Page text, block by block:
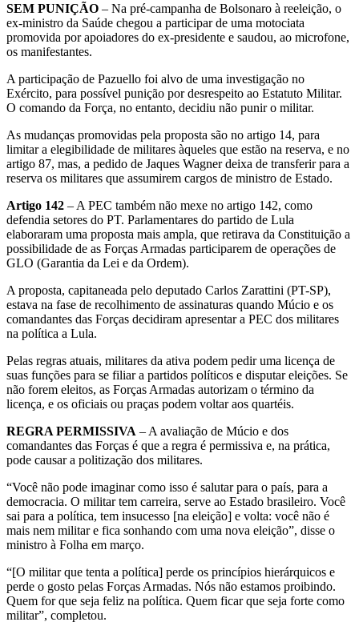
SEM PUNIÇÃO – Na pré-campanha de Bolsonaro à reeleição, o
ex-ministro da Saúde chegou a participar de uma motociata
promovida por apoiadores do ex-presidente e saudou, ao microfone,
os manifestantes.
A participação de Pazuello foi alvo de uma investigação no
Exército, para possível punição por desrespeito ao Estatuto Militar.
O comando da Força, no entanto, decidiu não punir o militar.
As mudanças promovidas pela proposta são no artigo 14, para
limitar a elegibilidade de militares àqueles que estão na reserva, e no
artigo 87, mas, a pedido de Jaques Wagner deixa de transferir para a
reserva os militares que assumirem cargos de ministro de Estado.
Artigo 142 – A PEC também não mexe no artigo 142, como
defendia setores do PT. Parlamentares do partido de Lula
elaboraram uma proposta mais ampla, que retirava da Constituição a
possibilidade de as Forças Armadas participarem de operações de
GLO (Garantia da Lei e da Ordem).
A proposta, capitaneada pelo deputado Carlos Zarattini (PT-SP),
estava na fase de recolhimento de assinaturas quando Múcio e os
comandantes das Forças decidiram apresentar a PEC dos militares
na política a Lula.
Pelas regras atuais, militares da ativa podem pedir uma licença de
suas funções para se filiar a partidos políticos e disputar eleições. Se
não forem eleitos, as Forças Armadas autorizam o término da
licença, e os oficiais ou praças podem voltar aos quartéis.
REGRA PERMISSIVA – A avaliação de Múcio e dos
comandantes das Forças é que a regra é permissiva e, na prática,
pode causar a politização dos militares.
“Você não pode imaginar como isso é salutar para o país, para a
democracia. O militar tem carreira, serve ao Estado brasileiro. Você
sai para a política, tem insucesso [na eleição] e volta: você não é
mais nem militar e fica sonhando com uma nova eleição”, disse o
ministro à Folha em março.
“[O militar que tenta a política] perde os princípios hierárquicos e
perde o gosto pelas Forças Armadas. Nós não estamos proibindo.
Quem for que seja feliz na política. Quem ficar que seja forte como
militar”, completou.